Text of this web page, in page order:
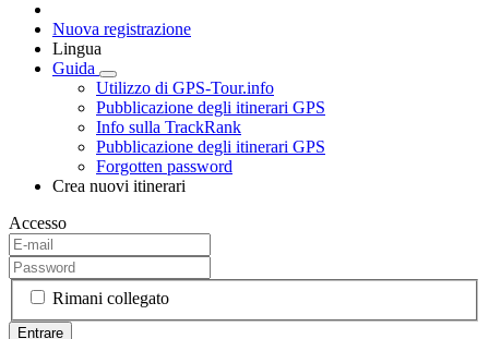
Nuova registrazione
Lingua
Guida
Utilizzo di GPS-Tour.info
Pubblicazione degli itinerari GPS
Info sulla TrackRank
Pubblicazione degli itinerari GPS
Forgotten password
Crea nuovi itinerari
Accesso
Rimani collegato